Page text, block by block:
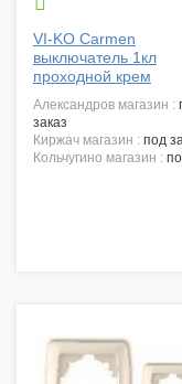
VI-KO Carmen
выключатель 1кл
проходной крем
александров магазин :
заказ
киржач магазин : под
кольчугино магазин :